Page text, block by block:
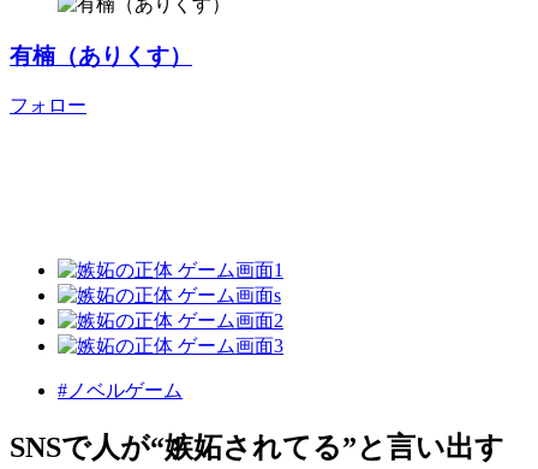
有楠（ありくす）
フォロー
#ノベルゲーム
SNSで人が“嫉妬されてる”と言い出す